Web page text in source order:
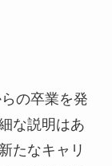
の卒業を発
な説明はあ
たなキャリ